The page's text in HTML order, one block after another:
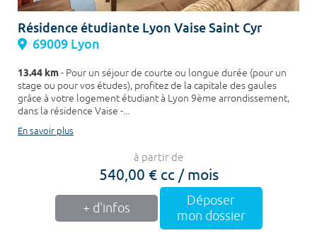
Résidence étudiante Lyon Vaise Saint Cyr
69009 Lyon
13.44 km- Pour un séjour de courte ou longue durée (pour un
stage ou pour vos études), profitez de la capitale des gaules
grâce à votre logement étudiant à Lyon 9ème arrondissement,
dans la résidence Vaise -...
En savoir plus
à partir de
540,00 € cc / mois
+ d'infos
Déposer
mon dossier